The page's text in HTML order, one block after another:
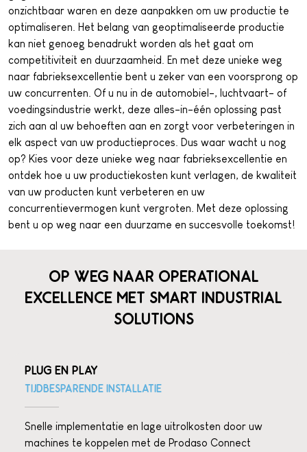
onzichtbaar waren en deze aanpakken om uw productie te
optimaliseren. Het belang van geoptimaliseerde productie
kan niet genoeg benadrukt worden als het gaat om
competitiviteit en duurzaamheid. En met deze unieke weg
naar fabrieksexcellentie bent u zeker van een voorsprong op
uw concurrenten. Of u nu in de automobiel-, luchtvaart- of
voedingsindustrie werkt, deze alles-in-één oplossing past
zich aan al uw behoeften aan en zorgt voor verbeteringen in
elk aspect van uw productieproces. Dus waar wacht u nog
op? Kies voor deze unieke weg naar fabrieksexcellentie en
ontdek hoe u uw productiekosten kunt verlagen, de kwaliteit
van uw producten kunt verbeteren en uw
concurrentievermogen kunt vergroten. Met deze oplossing
bent u op weg naar een duurzame en succesvolle toekomst!
OP WEG NAAR OPERATIONAL
EXCELLENCE MET SMART INDUSTRIAL
SOLUTIONS
PLUG EN PLAY
TIJDBESPARENDE INSTALLATIE
Snelle implementatie en lage uitrolkosten door uw
machines te koppelen met de Prodaso Connect